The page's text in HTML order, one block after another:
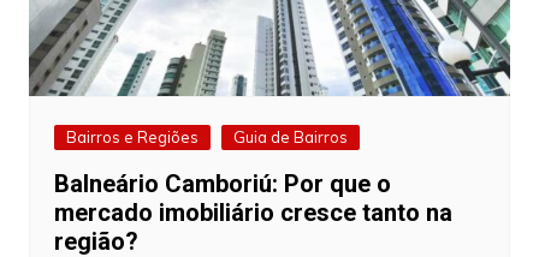
Bairros e Regiões Guia de Bairros
Balneário Camboriú: Por que o
mercado imobiliário cresce tanto na
região?